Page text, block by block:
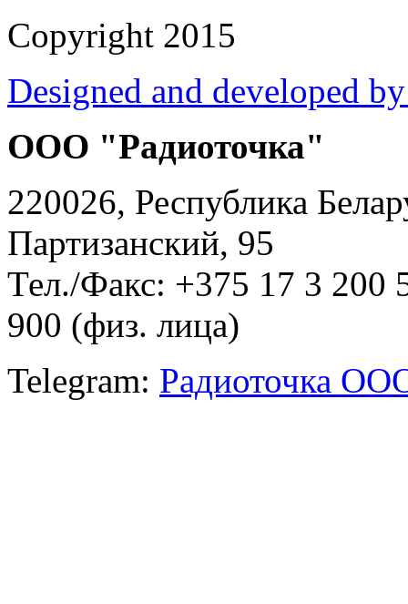
Copyright 2015
Designed and developed
ООО "Радиоточка"
220026, Республика
Партизанский, 95
Тел./Факс: +375 17 3
900 (физ. лица)
Telegram: Радиоточка